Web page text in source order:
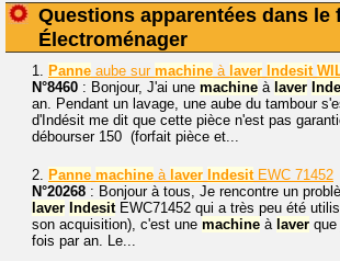
Questions apparentées dans le
Électroménager
1. Panne aube sur machine à laver Indesit
N°8460 : Bonjour, J'ai une machine à laver
an. Pendant un lavage, une aube du tambour
d'Indésit me dit que cette pièce n'est pas
débourser 150  (forfait pièce et...
2. Panne machine à laver IndesitEWC 71452
N°20268 : Bonjour à tous, Je rencontre un
laver IndesitEWC71452 qui a très peu été
son acquisition), c'est une machine à laver
fois par an. Le...